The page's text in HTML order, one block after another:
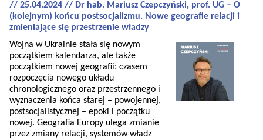
// 25.04.2024 // Dr hab. Mariusz Czepczyński, prof. UG – O
(kolejnym) końcu postsocjalizmu. Nowe geografie relacji i
zmieniające się przestrzenie władzy
Wojna w Ukrainie stała się nowym
początkiem kalendarza, ale także
początkiem nowej geografii: czasem
rozpoczęcia nowego układu
chronologicznego oraz przestrzennego i
wyznaczenia końca starej – powojennej,
postsocjalistycznej – epoki i początku
nowej. Geografia Europy ulega zmianie
przez zmiany relacji, systemów władz